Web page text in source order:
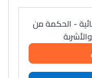
- الحكمة من